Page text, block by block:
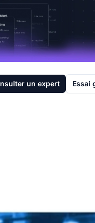
un expert Essai